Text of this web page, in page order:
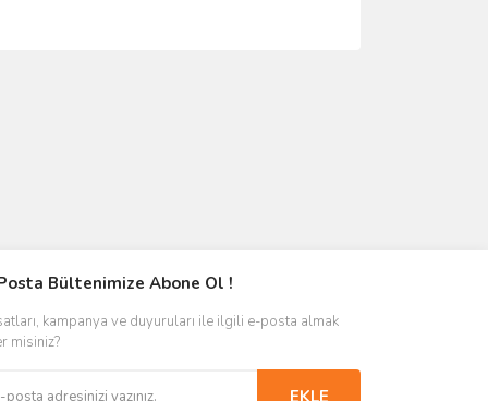
Bültenimize Abone Ol !
kampanya ve duyuruları ile ilgili e-posta almak
misiniz?
EKLE